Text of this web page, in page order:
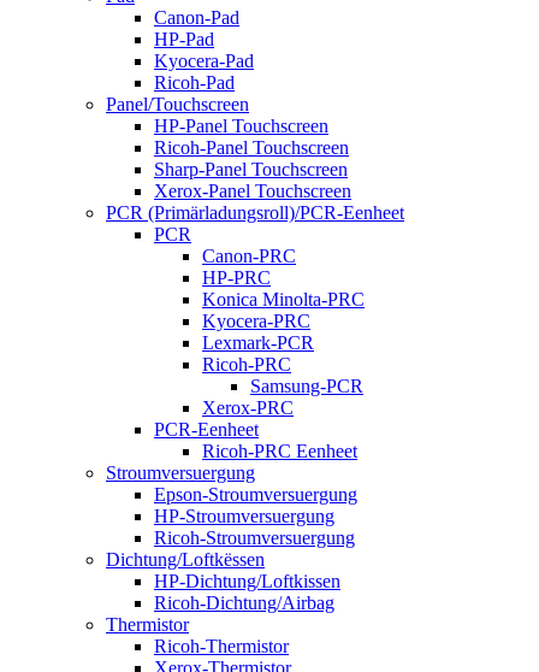
Canon-Pad
HP-Pad
Kyocera-Pad
Ricoh-Pad
Panel/Touchscreen
HP-Panel Touchscreen
Ricoh-Panel Touchscreen
Sharp-Panel Touchscreen
Xerox-Panel Touchscreen
PCR (Primärladungsroll)/PCR-Eenheet
PCR
Canon-PRC
HP-PRC
Konica Minolta-PRC
Kyocera-PRC
Lexmark-PCR
Ricoh-PRC
Samsung-PCR
Xerox-PRC
PCR-Eenheet
Ricoh-PRC Eenheet
Stroumversuergung
Epson-Stroumversuergung
HP-Stroumversuergung
Ricoh-Stroumversuergung
Dichtung/Loftkëssen
HP-Dichtung/Loftkissen
Ricoh-Dichtung/Airbag
Thermistor
Ricoh-Thermistor
Xerox-Thermistor